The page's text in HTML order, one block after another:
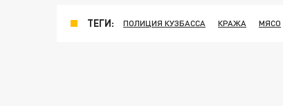
ТЕГИ: ПОЛИЦИЯ КУЗБАССА КРАЖА МЯСО